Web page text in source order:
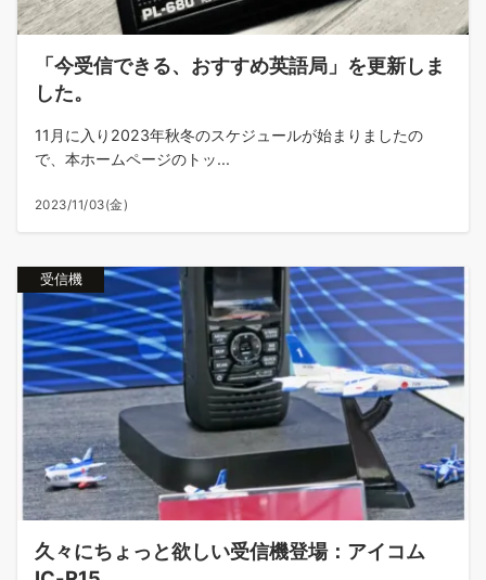
「今受信できる、おすすめ英語局」を更新しま
した。
11月に入り2023年秋冬のスケジュールが始まりましたの
で、本ホームページのトッ...
2023/11/03(金)
受信機
久々にちょっと欲しい受信機登場：アイコム